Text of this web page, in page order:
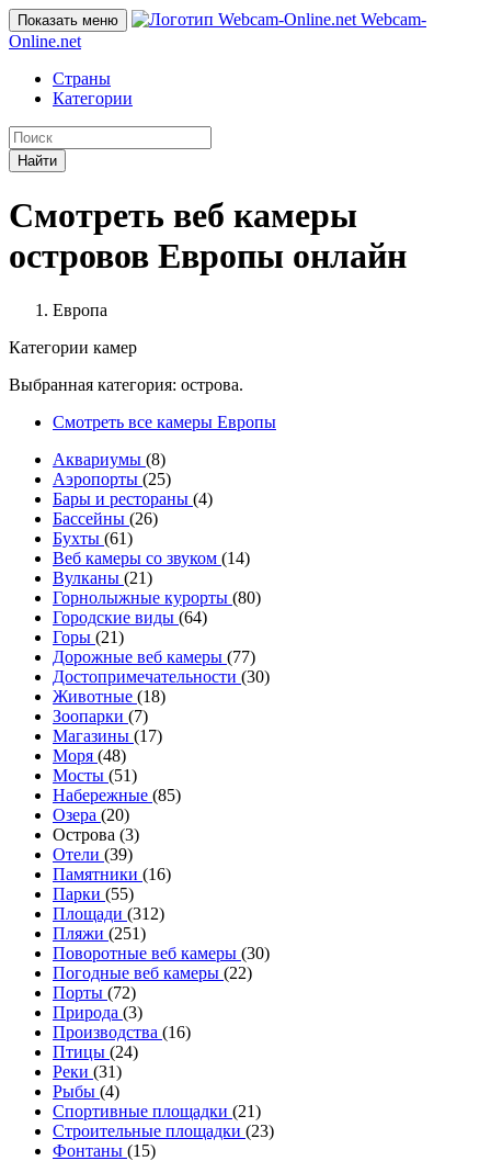
Показать меню
Webcam-
Online.net
Страны
Категории
Найти
Смотреть веб камеры
островов Европы онлайн
Европа
Категории камер
Выбранная категория: острова.
Смотреть все камеры Европы
Аквариумы (8)
Аэропорты (25)
Бары и рестораны (4)
Бассейны (26)
Бухты (61)
Веб камеры со звуком (14)
Вулканы (21)
Горнолыжные курорты (80)
Городские виды (64)
Горы (21)
Дорожные веб камеры (77)
Достопримечательности (30)
Животные (18)
Зоопарки (7)
Магазины (17)
Моря (48)
Мосты (51)
Набережные (85)
Озера (20)
Острова (3)
Отели (39)
Памятники (16)
Парки (55)
Площади (312)
Пляжи (251)
Поворотные веб камеры (30)
Погодные веб камеры (22)
Порты (72)
Природа (3)
Производства (16)
Птицы (24)
Реки (31)
Рыбы (4)
Спортивные площадки (21)
Строительные площадки (23)
Фонтаны (15)